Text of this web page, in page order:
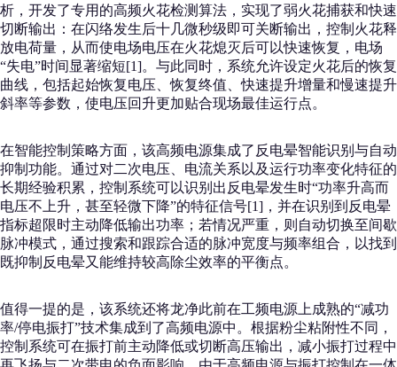
析，开发了专用的高频火花检测算法，实现了弱火花捕获和快速
切断输出：在闪络发生后十几微秒级即可关断输出，控制火花释
放电荷量，从而使电场电压在火花熄灭后可以快速恢复，电场
“失电”时间显著缩短[1]。与此同时，系统允许设定火花后的恢复
曲线，包括起始恢复电压、恢复终值、快速提升增量和慢速提升
斜率等参数，使电压回升更加贴合现场最佳运行点。
在智能控制策略方面，该高频电源集成了反电晕智能识别与自动
抑制功能。通过对二次电压、电流关系以及运行功率变化特征的
长期经验积累，控制系统可以识别出反电晕发生时“功率升高而
电压不上升，甚至轻微下降”的特征信号[1]，并在识别到反电晕
指标超限时主动降低输出功率；若情况严重，则自动切换至间歇
脉冲模式，通过搜索和跟踪合适的脉冲宽度与频率组合，以找到
既抑制反电晕又能维持较高除尘效率的平衡点。
值得一提的是，该系统还将龙净此前在工频电源上成熟的“减功
率/停电振打”技术集成到了高频电源中。根据粉尘粘附性不同，
控制系统可在振打前主动降低或切断高压输出，减小振打过程中